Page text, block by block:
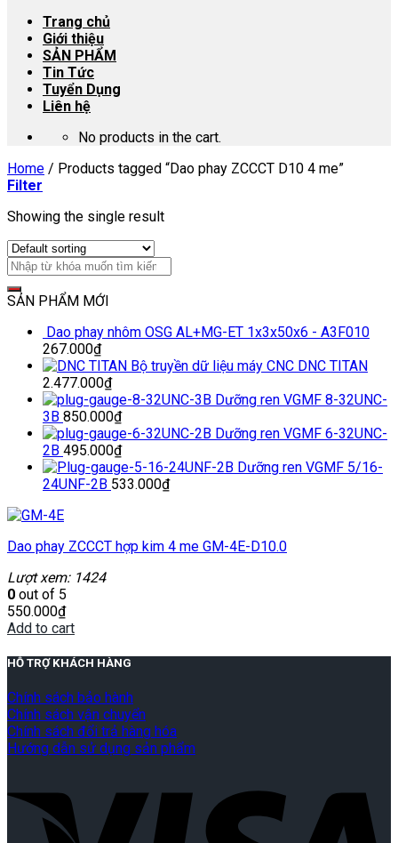
Trang chủ
Giới thiệu
SẢN PHẨM
Tin Tức
Tuyển Dụng
Liên hệ
No products in the cart.
Home / Products tagged “Dao phay ZCCCT D10 4 me”
Filter
Showing the single result
SẢN PHẨM MỚI
Dao phay nhôm OSG AL+MG-ET 1x3x50x6 - A3F010
267.000₫
Bộ truyền dữ liệu máy CNC DNC TITAN
2.477.000₫
Dưỡng ren VGMF 8-32UNC-
3B 850.000₫
Dưỡng ren VGMF 6-32UNC-
2B 495.000₫
Dưỡng ren VGMF 5/16-
24UNF-2B 533.000₫
Dao phay ZCCCT hợp kim 4 me GM-4E-D10.0
Lượt xem: 1424
0 out of 5
550.000₫
Add to cart
HỖ TRỢ KHÁCH HÀNG
Chính sách bảo hành
Chính sách vận chuyển
Chính sách đổi trả hàng hóa
Hướng dẫn sử dụng sản phẩm